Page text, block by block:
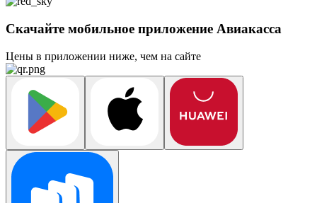
Скачайте мобильное приложение Авиакасса
Цены в приложении ниже, чем на сайте